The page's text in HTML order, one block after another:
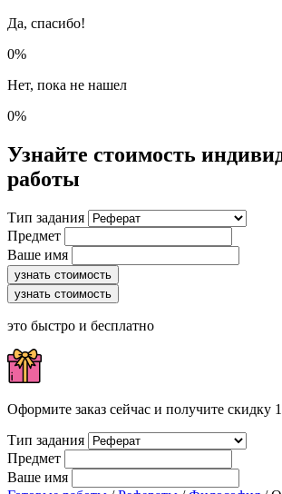
Да, спасибо!
0%
Нет, пока не нашел
0%
Узнайте стоимость
работы
Тип задания
Предмет
Ваше имя
узнать стоимость
узнать стоимость
это быстро и бесплатно
Оформите заказ сейчас и получите скидку
Тип задания
Предмет
Ваше имя